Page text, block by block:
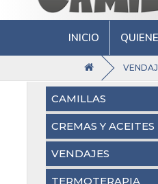
INICIO
CAMILLAS
Camillas Plegables
Camillas Plegables
(5)
CREMAS Y ACEITES
Crema de masaje (16)
Aceites de masaje
VENDAJES
Kinesio
TERMOTERAPIA